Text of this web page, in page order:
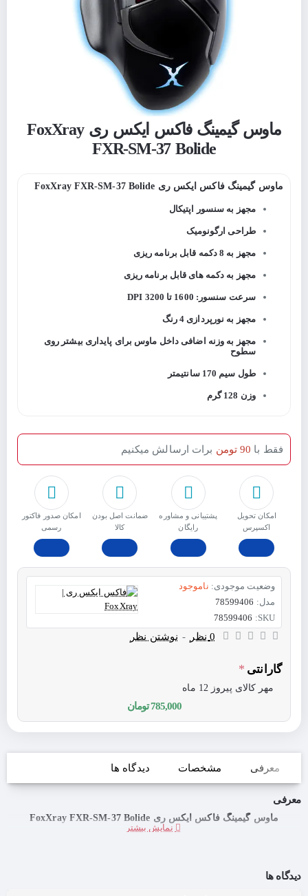
ماوس گیمینگ فاکس ایکس ری FoxXray
FXR-SM-37 Bolide
ماوس گیمینگ فاکس ایکس ری FoxXray FXR-SM-37 Bolide
مجهز به سنسور اپتیکال
طراحی ارگونومیک
مجهز به 8 دکمه قابل برنامه ریزی
مجهز به دکمه های قابل برنامه ریزی
سرعت سنسور: 1600 تا 3200 DPI
مجهز به نورپردازی 4 رنگ
مجهز به وزنه اضافی داخل ماوس برای پایداری بیشتر روی
سطوح
طول سیم 170 سانتیمتر
وزن 128 گرم
امکان تحویل
اکسپرس
پشتیبانی و مشاوره
رایگان
ﺿﻤﺎﻧﺖ اﺻﻞ ﺑﻮدن
ﮐﺎﻟﺎ
امکان صدور فاکتور
رسمی
فقط با 90 تومن برات ارسالش میکنیم
وضعیت موجودی: ناموجود
مدل: 78599406
SKU:
78599406
0 نظر - نوشتن نظر
گارانتی
مهر کالای پیروز 12 ماه
785,000 تومان
معرفی مشخصات دیدگاه ها
معرفی
ماوس گیمینگ فاکس ایکس ری FoxXray FXR-SM-37 Bolide
دیدگاه ها